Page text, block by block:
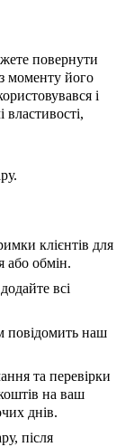
повернути
моменту його
і
властивості,
клієнтів для
або обмін.
всі
повідомить наш
та перевірки
на ваш
днів.
після